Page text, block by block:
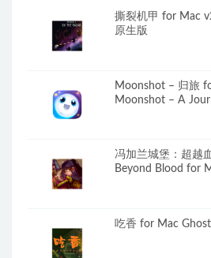
撕裂机甲 for Mac
原生版
Moonshot – 归旅
Moonshot – A
冯加兰城堡：超越
Beyond Blood for
吃香 for Mac